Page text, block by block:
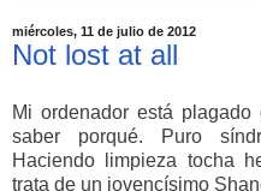
miércoles, 11 de julio de 2012
Not lost at all
Mi ordenador está
saber porqué. Puro
Haciendo limpieza tocha
trata de un jovencísimo